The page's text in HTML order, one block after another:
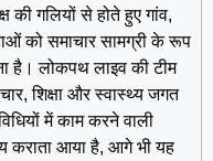
की गलियों से होते हुए गांव,
को समाचार सामग्री के रूप
है। लोकपथ लाइव की टीम
शिक्षा और स्वास्थ्य जगत
में काम करने वाली
कराता आया है, आगे भी यह